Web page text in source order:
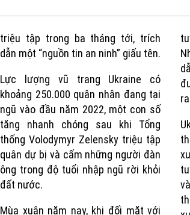
triệu tập trong ba tháng tới, trích
dẫn một “nguồn tin an ninh” giấu tên.
Lực lượng vũ trang Ukraine có
khoảng 250.000 quân nhân đang tại
ngũ vào đầu năm 2022, một con số
tăng nhanh chóng sau khi Tổng
thống Volodymyr Zelensky triệu tập
quân dự bị và cấm những người đàn
ông trong độ tuổi nhập ngũ rời khỏi
đất nước.
Mùa xuân năm nay, khi đối mặt với